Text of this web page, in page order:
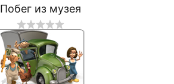
Побег из музея